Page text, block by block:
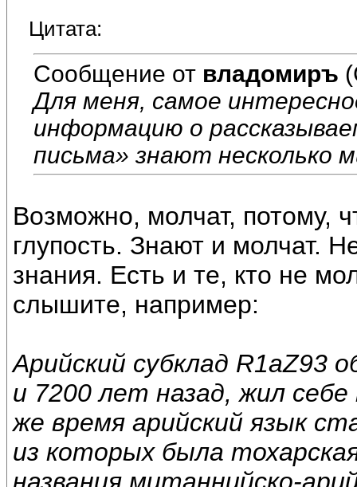
Цитата:
Сообщение от владомиръ
Для меня, самое
информацию о
письма» знают несколько
Возможно, молчат, потому,
глупость. Знают и молчат.
знания. Есть и те, кто не
слышите, например:
Арийский субклад R1aZ93
и 7200 лет назад, жил
же время арийский язык
из которых была